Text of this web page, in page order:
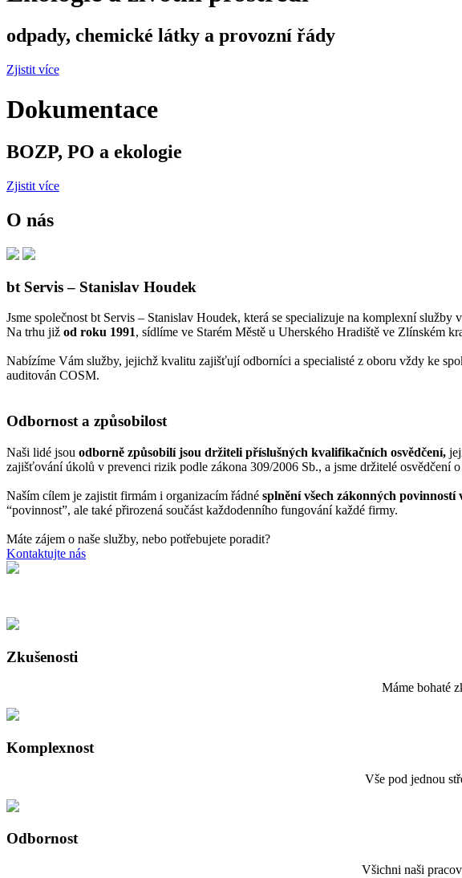
odpady, chemické látky a provozní řády
Zjistit více
Dokumentace
BOZP, PO a ekologie
Zjistit více
O nás
bt Servis – Stanislav Houdek
Jsme společnost bt Servis – Stanislav Houdek, která se specializuje na komplexní služby
Na trhu již od roku 1991, sídlíme ve Starém Městě u Uherského Hradiště ve Zlínském
Nabízíme Vám služby, jejichž kvalitu zajišťují odborníci a specialisté z oboru vždy ke
auditován COSM.
Odbornost a způsobilost
Naši lidé jsou odborně způsobilí jsou držiteli příslušných kvalifikačních osvědčení,
zajišťování úkolů v prevenci rizik podle zákona 309/2006 Sb., a jsme držitelé osvědčení
Naším cílem je zajistit firmám i organizacím řádné splnění všech zákonných
“povinnost”, ale také přirozená součást každodenního fungování každé firmy.
Máte zájem o naše služby, nebo potřebujete poradit?
Kontaktujte nás
Zkušenosti
Máme bohaté
Komplexnost
Vše pod jednou
Odbornost
Všichni naši